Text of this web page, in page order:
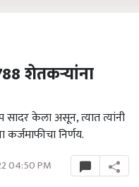
शेतकऱ्यांना
सादर केला असून, त्यात त्यांनी
निर्णय.
04:50 PM